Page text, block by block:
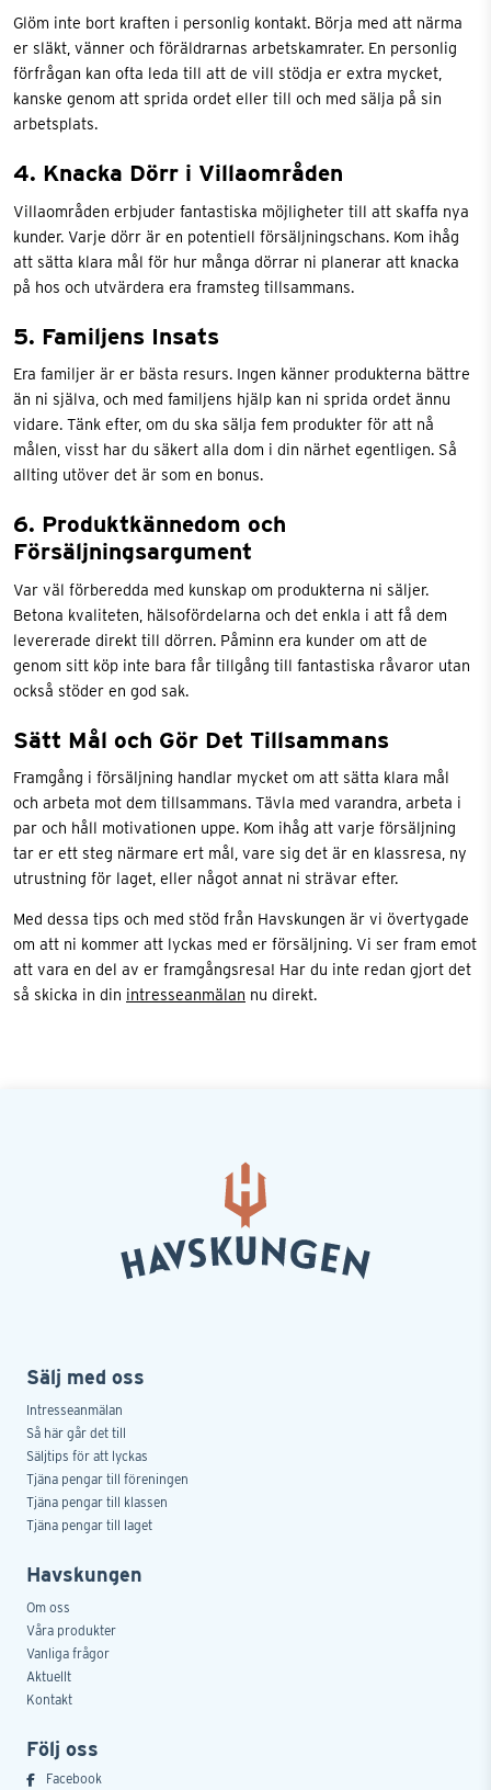
Glöm inte bort kraften i personlig kontakt. Börja med att närma
er släkt, vänner och föräldrarnas arbetskamrater. En personlig
förfrågan kan ofta leda till att de vill stödja er extra mycket,
kanske genom att sprida ordet eller till och med sälja på sin
arbetsplats.
4. Knacka Dörr i Villaområden
Villaområden erbjuder fantastiska möjligheter till att skaffa nya
kunder. Varje dörr är en potentiell försäljningschans. Kom ihåg
att sätta klara mål för hur många dörrar ni planerar att knacka
på hos och utvärdera era framsteg tillsammans.
5. Familjens Insats
Era familjer är er bästa resurs. Ingen känner produkterna bättre
än ni själva, och med familjens hjälp kan ni sprida ordet ännu
vidare. Tänk efter, om du ska sälja fem produkter för att nå
målen, visst har du säkert alla dom i din närhet egentligen. Så
allting utöver det är som en bonus.
6. Produktkännedom och
Försäljningsargument
Var väl förberedda med kunskap om produkterna ni säljer.
Betona kvaliteten, hälsofördelarna och det enkla i att få dem
levererade direkt till dörren. Påminn era kunder om att de
genom sitt köp inte bara får tillgång till fantastiska råvaror utan
också stöder en god sak.
Sätt Mål och Gör Det Tillsammans
Framgång i försäljning handlar mycket om att sätta klara mål
och arbeta mot dem tillsammans. Tävla med varandra, arbeta i
par och håll motivationen uppe. Kom ihåg att varje försäljning
tar er ett steg närmare ert mål, vare sig det är en klassresa, ny
utrustning för laget, eller något annat ni strävar efter.
Med dessa tips och med stöd från Havskungen är vi övertygade
om att ni kommer att lyckas med er försäljning. Vi ser fram emot
att vara en del av er framgångsresa! Har du inte redan gjort det
så skicka in din intresseanmälan nu direkt.
Sälj med oss
Intresseanmälan
Så här går det till
Säljtips för att lyckas
Tjäna pengar till föreningen
Tjäna pengar till klassen
Tjäna pengar till laget
Havskungen
Om oss
Våra produkter
Vanliga frågor
Aktuellt
Kontakt
Följ oss
Facebook